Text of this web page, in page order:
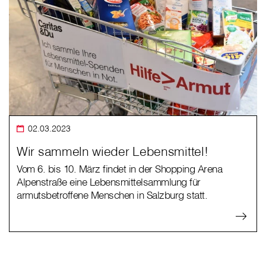
02.03.2023
Wir sammeln wieder Lebensmittel!
Vom 6. bis 10. März findet in der Shopping Arena
Alpenstraße eine Lebensmittelsammlung für
armutsbetroffene Menschen in Salzburg statt.